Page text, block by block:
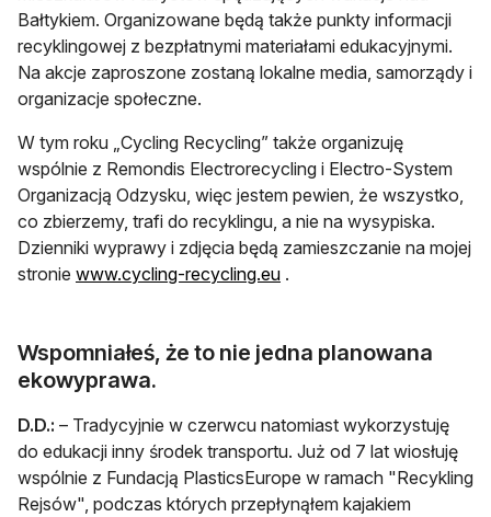
Bałtykiem. Organizowane będą także punkty informacji
recyklingowej z bezpłatnymi materiałami edukacyjnymi.
Na akcje zaproszone zostaną lokalne media, samorządy i
organizacje społeczne.
W tym roku „Cycling Recycling” także organizuję
wspólnie z Remondis Electrorecycling i Electro-System
Organizacją Odzysku, więc jestem pewien, że wszystko,
co zbierzemy, trafi do recyklingu, a nie na wysypiska.
Dzienniki wyprawy i zdjęcia będą zamieszczanie na mojej
stronie www.cycling-recycling.eu .
Wspomniałeś, że to nie jedna planowana
ekowyprawa.
D.D.: – Tradycyjnie w czerwcu natomiast wykorzystuję
do edukacji inny środek transportu. Już od 7 lat wiosłuję
wspólnie z Fundacją PlasticsEurope w ramach "Recykling
Rejsów", podczas których przepłynąłem kajakiem